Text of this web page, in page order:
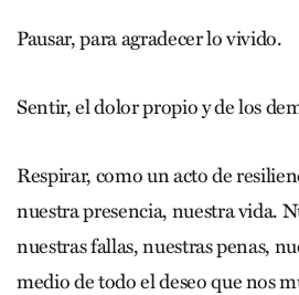
Pausar, para agradecer lo vivido.
Sentir, el dolor propio y de los
Respirar, como un acto de
nuestra presencia, nuestra vida.
nuestras fallas, nuestras penas,
medio de todo el deseo que nos